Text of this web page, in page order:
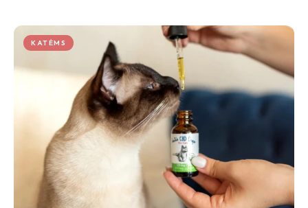
KATĖMS